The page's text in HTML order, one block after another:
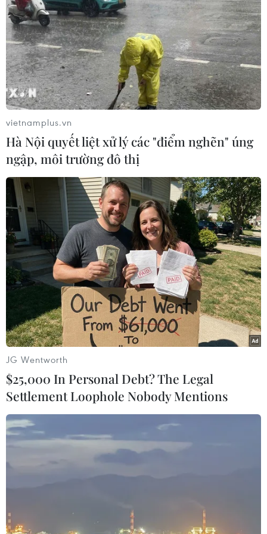
#Cục Cảnh sát giao thông #Phân làn #Bộ Công an
Theo dõi VietnamPlus
An toàn Giao thông
Cần xử lý dứt điểm việc tập kết gỗ ở hành lang
an toàn giao thông Quốc lộ 22B
Xe tải cẩu tông sập cầu Đắk Lung tại Đồng Nai,
hai người thoát nạn
Hà Nội điều chỉnh tổ chức giao thông trên phố
Trần Hưng Đạo, Trần Khánh Dư
Va chạm giữa xe đầu kéo và môtô tại Đắk Lắk
khiến hai người thương vong
Đồng Nai: Vướng mặt bằng, tuyến đường hơn
900 tỷ đồng tiềm ẩn nguy cơ tai nạn
TIN LIÊN QUAN
vietnamplus.vn
Hà Nội quyết liệt xử lý các "điểm nghẽn" úng
ngập, môi trường đô thị
JG Wentworth
$25,000 In Personal Debt? The Legal
Settlement Loophole Nobody Mentions